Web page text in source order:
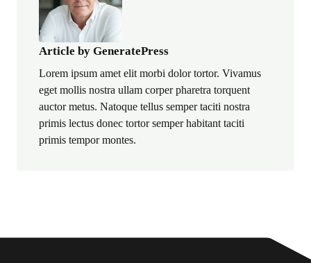
Article by GeneratePress
Lorem ipsum amet elit morbi dolor tortor. Vivamus
eget mollis nostra ullam corper pharetra torquent
auctor metus. Natoque tellus semper taciti nostra
primis lectus donec tortor semper habitant taciti
primis tempor montes.